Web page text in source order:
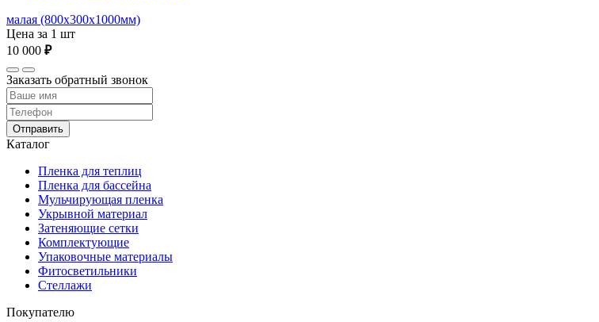
малая (800х300х1000мм)
Цена за 1 шт
10 000 ₽
Заказать обратный звонок
Отправить
Каталог
Пленка для теплиц
Пленка для бассейна
Мульчирующая пленка
Укрывной материал
Затеняющие сетки
Комплектующие
Упаковочные материалы
Фитосветильники
Стеллажи
Покупателю